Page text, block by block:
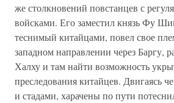
же столкновений повстанцев с
войсками. Его заместил князь Фу
теснимый китайцами, повел свое
западном направлении через Баргу,
Халху и там найти возможность
преследования китайцев. Двигаясь
и стадами, харачены по пути